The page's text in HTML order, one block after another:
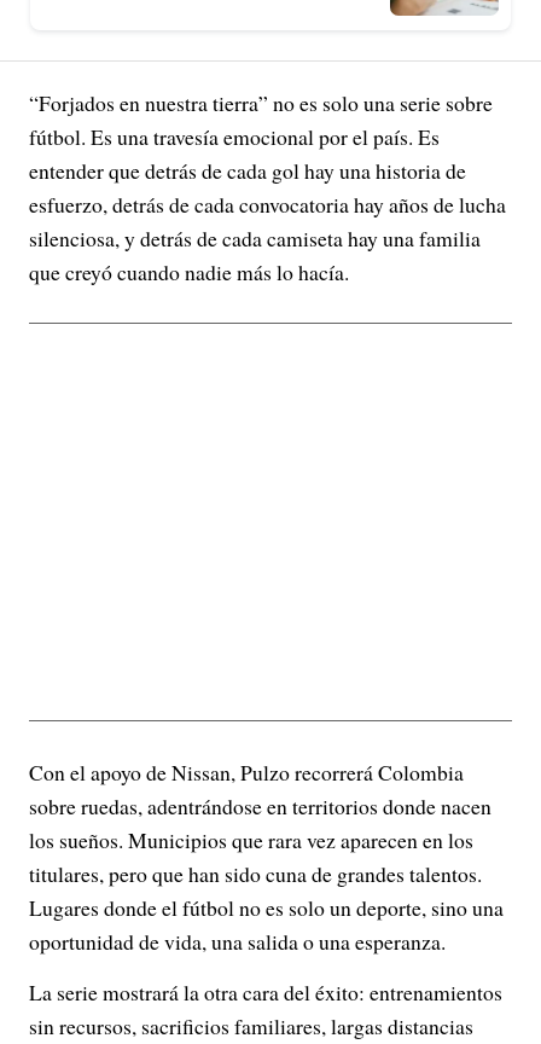
“Forjados en nuestra tierra” no es solo una serie sobre
fútbol. Es una travesía emocional por el país. Es
entender que detrás de cada gol hay una historia de
esfuerzo, detrás de cada convocatoria hay años de lucha
silenciosa, y detrás de cada camiseta hay una familia
que creyó cuando nadie más lo hacía.
Con el apoyo de Nissan, Pulzo recorrerá Colombia
sobre ruedas, adentrándose en territorios donde nacen
los sueños. Municipios que rara vez aparecen en los
titulares, pero que han sido cuna de grandes talentos.
Lugares donde el fútbol no es solo un deporte, sino una
oportunidad de vida, una salida o una esperanza.
La serie mostrará la otra cara del éxito: entrenamientos
sin recursos, sacrificios familiares, largas distancias